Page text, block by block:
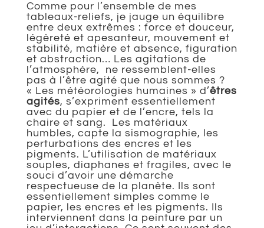
Comme pour l’ensemble de mes
tableaux-reliefs, je jauge un équilibre
entre deux extrêmes : force et douceur,
légèreté et apesanteur, mouvement et
stabilité, matière et absence, figuration
et abstraction… Les agitations de
l’atmosphère, ne ressemblent-elles
pas à l’être agité que nous sommes ?
« Les météorologies humaines » d’êtres
agités, s’expriment essentiellement
avec du papier et de l’encre, tels la
chaire et sang. Les matériaux
humbles, capte la sismographie, les
perturbations des encres et les
pigments. L’utilisation de matériaux
souples, diaphanes et fragiles, avec le
souci d’avoir une démarche
respectueuse de la planète. Ils sont
essentiellement simples comme le
papier, les encres et les pigments. Ils
interviennent dans la peinture par un